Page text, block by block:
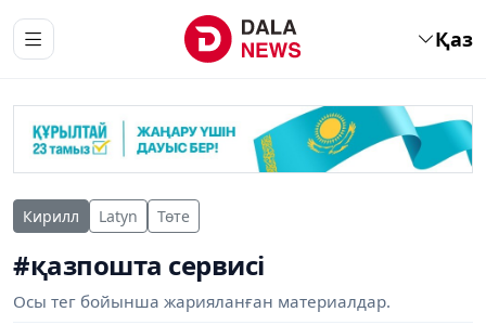
Қаз
Кирилл Latyn Төте
#қазпошта сервисі
Осы тег бойынша жарияланған материалдар.